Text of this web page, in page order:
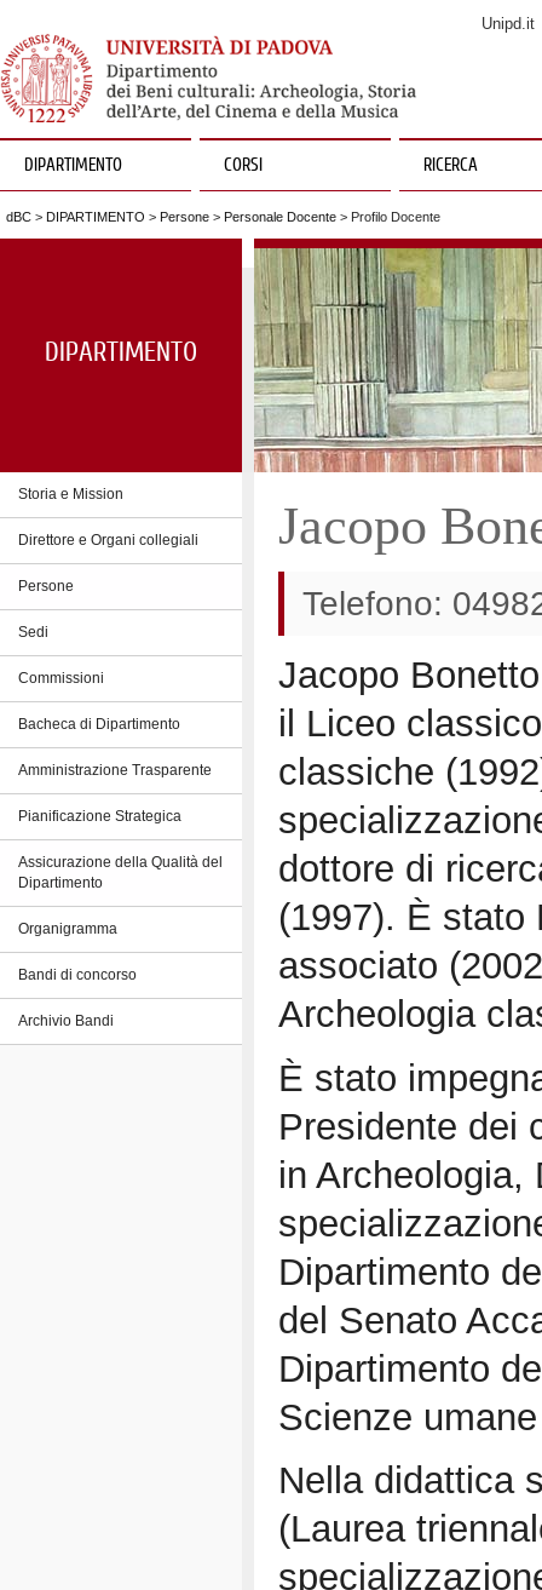
Unipd.it
DIPARTIMENTO CORSI RICERCA
dBC > DIPARTIMENTO > Persone > Personale Docente > Profilo Docente
DIPARTIMENTO
Storia e Mission
Direttore e Organi collegiali
Persone
Sedi
Commissioni
Bacheca di Dipartimento
Amministrazione Trasparente
Pianificazione Strategica
Assicurazione della Qualità del
Dipartimento
Organigramma
Bandi di concorso
Archivio Bandi
Jacopo
Telefono:
Jacopo
il Liceo
classiche
dottore di
(1997). È stato
associato
Archeologia
È stato
Presidente dei
in Archeologia,
Dipartimento
del Senato
Dipartimento
Scienze
Nella didattica
(Laurea